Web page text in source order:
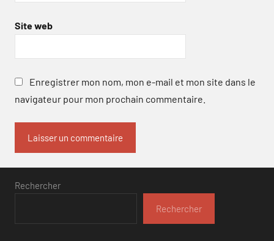
Site web
Enregistrer mon nom, mon e-mail et mon site dans le
navigateur pour mon prochain commentaire.
Rechercher
Rechercher